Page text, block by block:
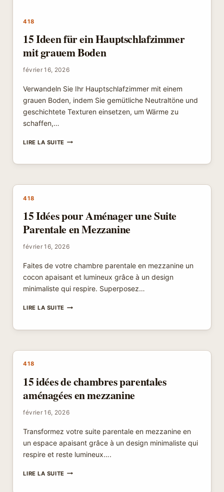
418
15 Ideen für ein Hauptschlafzimmer
mit grauem Boden
février 16, 2026
Verwandeln Sie Ihr Hauptschlafzimmer mit einem
grauen Boden, indem Sie gemütliche Neutraltöne und
geschichtete Texturen einsetzen, um Wärme zu
schaffen,…
LIRE LA SUITE15
EIN
MIT
418
15 Idées pour Aménager une Suite
Parentale en Mezzanine
février 16, 2026
Faites de votre chambre parentale en mezzanine un
cocon apaisant et lumineux grâce à un design
minimaliste qui respire. Superposez…
LIRE LA SUITE15
AMÉNAGER
SUITE
MEZZANINE
418
15 idées de chambres parentales
aménagées en mezzanine
février 16, 2026
Transformez votre suite parentale en mezzanine en
un espace apaisant grâce à un design minimaliste qui
respire et reste lumineux….
LIRE LA SUITE15